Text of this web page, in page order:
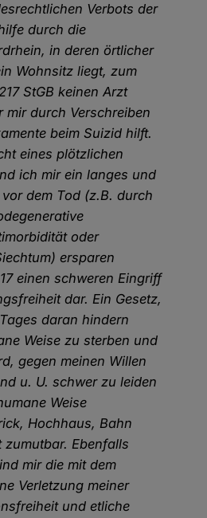
Verbots der
durch die
in deren örtlicher
Wohnsitz liegt, zum
StGB keinen Arzt
mir durch Verschreiben
beim Suizid hilft.
eines plötzlichen
ich mir ein langes und
dem Tod (z.B. durch
oder
ersparen
einen schweren Eingriff
dar. Ein Gesetz,
daran hindern
Weise zu sterben und
gegen meinen Willen
u. U. schwer zu leiden
Weise
Hochhaus, Bahn
Ebenfalls
mir die mit dem
Verletzung meiner
und etliche